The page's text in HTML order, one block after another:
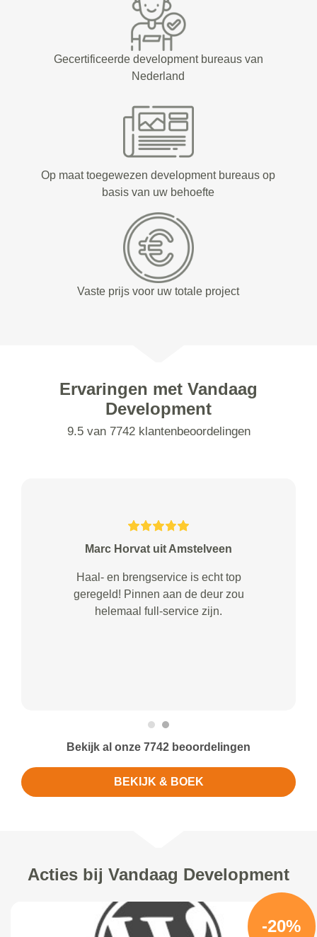
Gecertificeerde development bureaus van
Nederland
Op maat toegewezen development bureaus op
basis van uw behoefte
Vaste prijs voor uw totale project
Ervaringen met Vandaag
Development
9.5 van 7742 klantenbeoordelingen
Marc Horvat uit Amstelveen
Haal- en brengservice is echt top
geregeld! Pinnen aan de deur zou
helemaal full-service zijn.
Bekijk al onze 7742 beoordelingen
BEKIJK & BOEK
Acties bij Vandaag Development
-20%